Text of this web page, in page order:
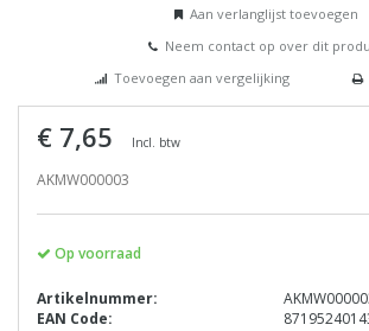
Aan verlanglijst toevoegen
Neem contact op over dit
Toevoegen aan vergelijking
€ 7,65 Incl. btw
AKMW000003
Op voorraad
Artikelnummer:
EAN Code: